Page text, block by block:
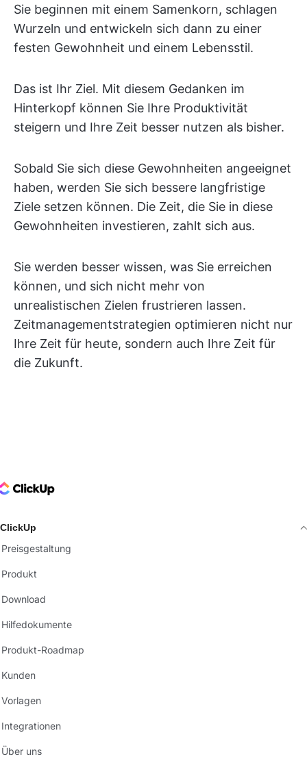
Sie beginnen mit einem Samenkorn, schlagen
Wurzeln und entwickeln sich dann zu einer
festen Gewohnheit und einem Lebensstil.
Das ist Ihr Ziel. Mit diesem Gedanken im
Hinterkopf können Sie Ihre Produktivität
steigern und Ihre Zeit besser nutzen als bisher.
Sobald Sie sich diese Gewohnheiten angeeignet
haben, werden Sie sich bessere langfristige
Ziele setzen können. Die Zeit, die Sie in diese
Gewohnheiten investieren, zahlt sich aus.
Sie werden besser wissen, was Sie erreichen
können, und sich nicht mehr von
unrealistischen Zielen frustrieren lassen.
Zeitmanagementstrategien optimieren nicht nur
Ihre Zeit für heute, sondern auch Ihre Zeit für
die Zukunft.
Logo
ClickUp
Preisgestaltung
Produkt
Download
Hilfedokumente
Produkt-Roadmap
Kunden
Vorlagen
Integrationen
Über uns